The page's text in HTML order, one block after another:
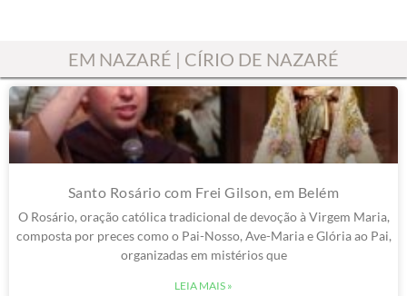
EM NAZARÉ | CÍRIO DE NAZARÉ
Santo Rosário com Frei Gilson, em Belém
O Rosário, oração católica tradicional de devoção à Virgem Maria,
composta por preces como o Pai-Nosso, Ave-Maria e Glória ao Pai,
organizadas em mistérios que
LEIA MAIS »